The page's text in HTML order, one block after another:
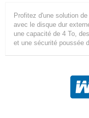
Profitez d'une solution
avec le disque dur
une capacité de 4 To,
et une sécurité poussée